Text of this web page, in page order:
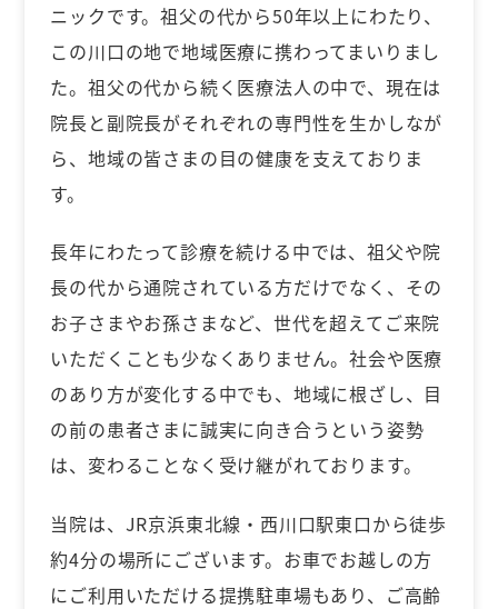
ニックです。祖父の代から50年以上にわたり、
この川口の地で地域医療に携わってまいりまし
た。祖父の代から続く医療法人の中で、現在は
院長と副院長がそれぞれの専門性を生かしなが
ら、地域の皆さまの目の健康を支えておりま
す。
長年にわたって診療を続ける中では、祖父や院
長の代から通院されている方だけでなく、その
お子さまやお孫さまなど、世代を超えてご来院
いただくことも少なくありません。社会や医療
のあり方が変化する中でも、地域に根ざし、目
の前の患者さまに誠実に向き合うという姿勢
は、変わることなく受け継がれております。
当院は、JR京浜東北線・西川口駅東口から徒歩
約4分の場所にございます。お車でお越しの方
にご利用いただける提携駐車場もあり、ご高齢